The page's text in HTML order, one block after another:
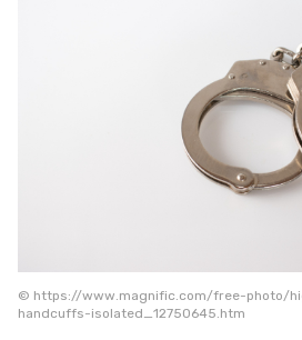
© https://www.magnific.com/free-photo/
handcuffs-isolated_12750645.htm